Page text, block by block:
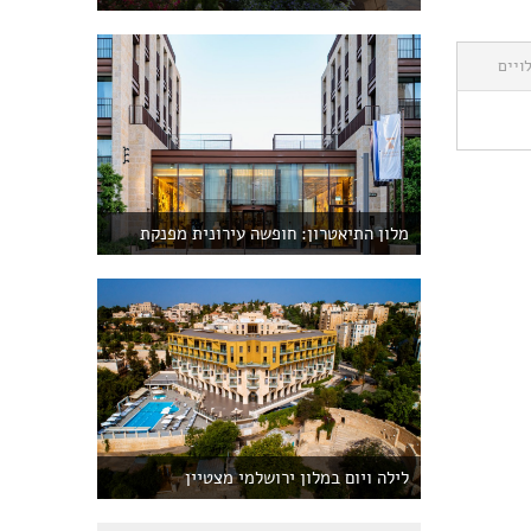
מלון התיאטרון: חופשה עירונית מפנקת
לילה ויום במלון ירושלמי מצטיין